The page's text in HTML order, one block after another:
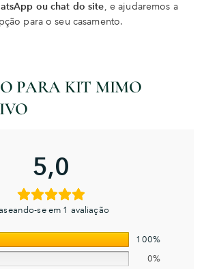
ou chat do site, e ajudaremos a
para o seu casamento.
PARA KIT MIMO
5,0
se em 1 avaliação
100%
0%